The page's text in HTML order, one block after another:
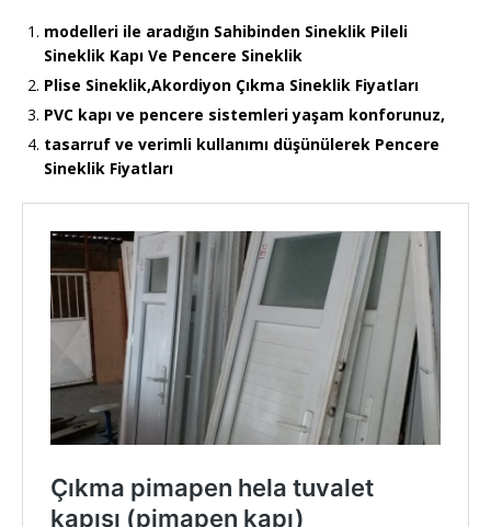
modelleri ile aradığın Sahibinden Sineklik Pileli
Sineklik Kapı Ve Pencere Sineklik
Plise Sineklik,Akordiyon Çıkma Sineklik Fiyatları
PVC kapı ve pencere sistemleri yaşam konforunuz,
tasarruf ve verimli kullanımı düşünülerek Pencere
Sineklik Fiyatları